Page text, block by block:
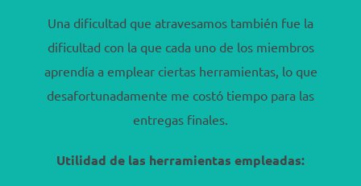
Una dificultad que atravesamos también fue la
dificultad con la que cada uno de los miembros
aprendía a emplear ciertas herramientas, lo que
desafortunadamente me costó tiempo para las
entregas finales.
Utilidad de las herramientas empleadas: